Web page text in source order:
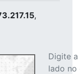
,
Digite
lado no